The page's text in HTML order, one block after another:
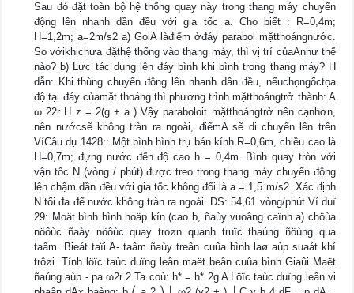
Sau đó đặt toàn bộ hệ thống quay này trong thang máy chuyển
động lên nhanh dần đều với gia tốc a. Cho biết : R=0,4m;
H=1,2m; a=2m/s2 a) GọiA làđiểm ởđáy parabol mặtthoángnước.
So vớikhichưa đặthệ thống vào thang máy, thì vị trí củaAnhư thế
nào? b) Lực tác dụng lên đáy bình khi bình trong thang máy? H
dẫn: Khi thùng chuyển động lên nhanh dần đều, nếuchọngốctọa
độ tại đáy củamặt thoáng thì phương trình mặtthoángtrở thành: A
ω 22r H z = 2(g + a ) Vậy paraboloit mặtthoángtrở nên cạnhơn,
nên nướcsẽ không tràn ra ngoài, điểmA sẽ di chuyển lên trên
VíCâu dụ 1428:: Một bình hình trụ bán kính R=0,6m, chiều cao là
H=0,7m; đựng nước đến độ cao h = 0,4m. Bình quay tròn với
vận tốc N (vòng / phút) được treo trong thang máy chuyển động
lên chậm dần đều với gia tốc không đổi là a = 1,5 m/s2. Xác định
N tối đa để nước không tràn ra ngoài. ĐS: 54,61 vòng/phút Ví duï
29: Moät bình hình hoäp kín (cao b, ñaùy vuoâng caïnh a) chöùa
nöôùc ñaày nöôùc quay troøn quanh truïc thaúng ñöùng qua
taâm. Bieát taïi A- taâm ñaùy treân cuûa bình laø aùp suaát khí
trôøi. Tính löïc taùc duïng leân maët beân cuûa bình Giaûi Maët
ñaúng aùp - pa ω2r 2 Ta coù: h* = h* 2g A Löïc taùc duïng leân vi